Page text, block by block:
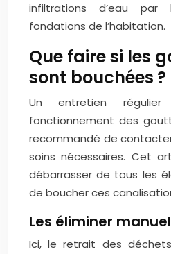
infiltrations d’eau
fondations de l’habitation.
Que faire si les
sont bouchées ?
Un entretien
fonctionnement des
recommandé de
soins nécessaires. Cet
débarrasser de tous les
de boucher ces
Les éliminer
Ici, le retrait des